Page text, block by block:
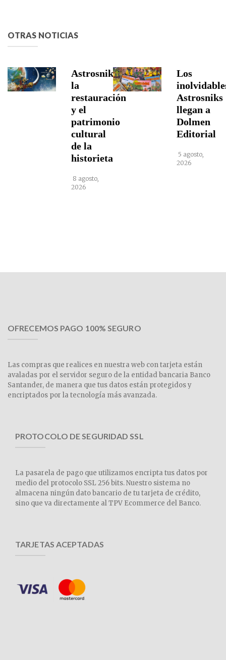
OTRAS NOTICIAS
Astrosniks,
la
restauración
y el
patrimonio
cultural
de la
historieta
8 agosto,
2026
Los
Astrosniks
llegan a
Dolmen
Editorial
5 agosto,
2026
OFRECEMOS PAGO 100% SEGURO
Las compras que realices en nuestra web con tarjeta están
avaladas por el servidor seguro de la entidad bancaria Banco
Santander, de manera que tus datos están protegidos y
encriptados por la tecnología más avanzada.
PROTOCOLO DE SEGURIDAD SSL
La pasarela de pago que utilizamos encripta tus datos por
medio del protocolo SSL 256 bits. Nuestro sistema no
almacena ningún dato bancario de tu tarjeta de crédito,
sino que va directamente al TPV Ecommerce del Banco.
TARJETAS ACEPTADAS